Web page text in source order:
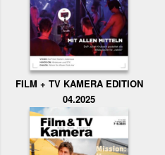
FILM + TV KAMERA EDITION
04.2025